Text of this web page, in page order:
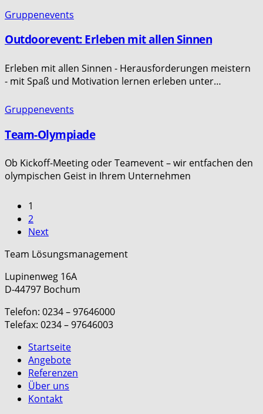
Gruppenevents
Outdoorevent: Erleben mit allen Sinnen
Erleben mit allen Sinnen - Herausforderungen meistern
- mit Spaß und Motivation lernen erleben unter…
Gruppenevents
Team-Olympiade
Ob Kickoff-Meeting oder Teamevent – wir entfachen den
olympischen Geist in Ihrem Unternehmen
1
2
Next
Team Lösungsmanagement
Lupinenweg 16A
D-44797 Bochum
Telefon: 0234 – 97646000
Telefax: 0234 – 97646003
Startseite
Angebote
Referenzen
Über uns
Kontakt